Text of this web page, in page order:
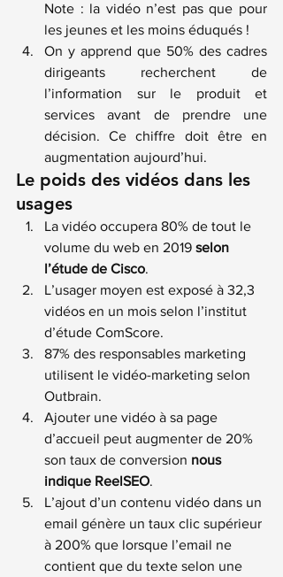
Note : la vidéo n’est pas que pour
les jeunes et les moins éduqués !
On y apprend que 50% des cadres
dirigeants recherchent de
l’information sur le produit et
services avant de prendre une
décision. Ce chiffre doit être en
augmentation aujourd’hui.
Le poids des vidéos dans les
usages
La vidéo occupera 80% de tout le
volume du web en 2019 selon
l’étude de Cisco.
L’usager moyen est exposé à 32,3
vidéos en un mois selon l’institut
d’étude ComScore.
87% des responsables marketing
utilisent le vidéo-marketing selon
Outbrain.
Ajouter une vidéo à sa page
d’accueil peut augmenter de 20%
son taux de conversion nous
indique ReelSEO.
L’ajout d’un contenu vidéo dans un
email génère un taux clic supérieur
à 200% que lorsque l’email ne
contient que du texte selon une